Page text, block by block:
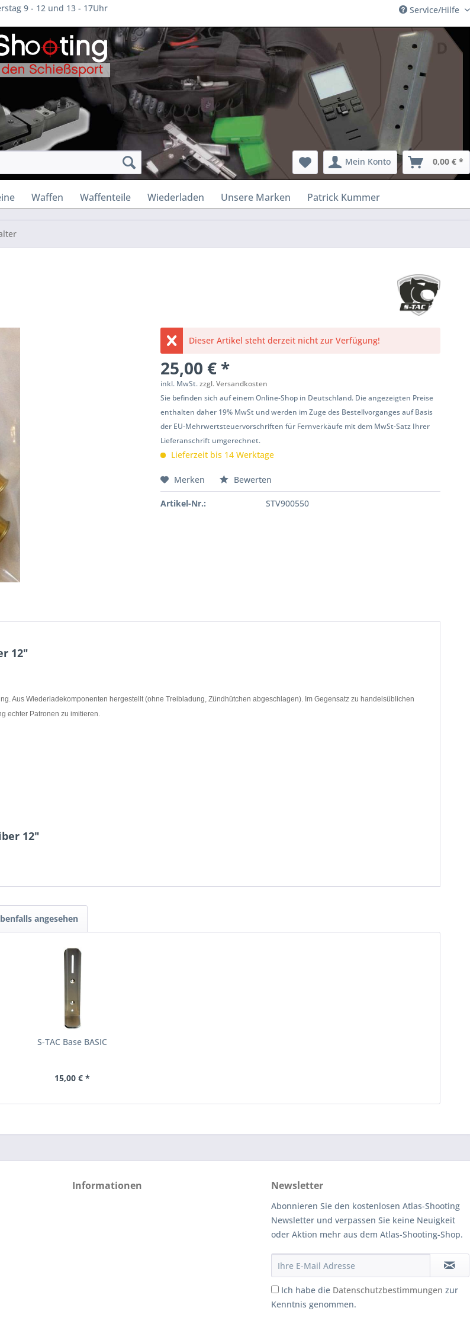
9 - 12 und 13 - 17Uhr Service/Hilfe
Mein Konto 0,00 € *
Waffen Waffenteile Wiederladen Unsere Marken Patrick Kummer
Dieser Artikel steht derzeit nicht zur Verfügung!
25,00 € *
inkl. MwSt.zzgl. Versandkosten
Sie befinden sich auf einem Online-Shop in Deutschland. Die angezeigten Preise
enthalten daher 19% MwSt und werden im Zuge des Bestellvorganges auf Basis
der EU-Mehrwertsteuervorschriften für Fernverkäufe mit dem MwSt-Satz Ihrer
Lieferanschrift umgerechnet.
Lieferzeit bis 14 Werktage
Merken Bewerten
Artikel-Nr.: STV900550
12"
Aus Wiederladekomponenten hergestellt (ohne Treibladung, Zündhütchen abgeschlagen). Im Gegensatz zu handelsüblichen
echter Patronen zu imitieren.
12"
angesehen
S-TAC Base BASIC
15,00 € *
Informationen Newsletter
Abonnieren Sie den kostenlosen Atlas-Shooting
Newsletter und verpassen Sie keine Neuigkeit
oder Aktion mehr aus dem Atlas-Shooting-Shop.
Ich habe die Datenschutzbestimmungen zur
Kenntnis genommen.